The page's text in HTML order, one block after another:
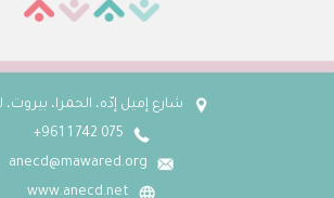
شارع إميل إدّه، الحمرا، بيروت،
075 742 1 961+
anecd@mawared.org
www.anecd.net